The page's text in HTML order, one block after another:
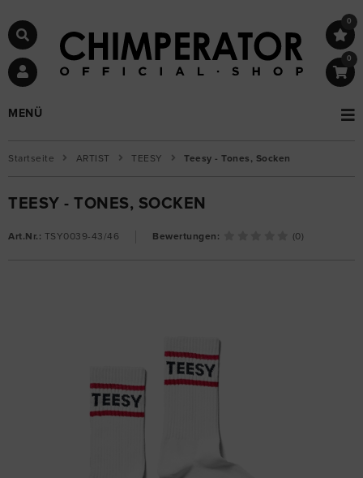
0
0
MENÜ
Startseite ARTIST TEESY Teesy - Tones, Socken
TEESY - TONES, SOCKEN
Art.Nr.: TSY0039-43/46 Bewertungen: (0)